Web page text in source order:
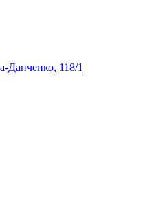
Данченко, 118/1